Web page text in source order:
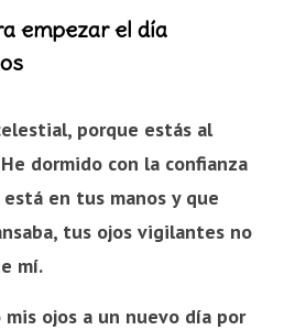
empezar el día
porque estás al
dormido con la confianza
en tus manos y que
tus ojos vigilantes no
mí.
ojos a un nuevo día por